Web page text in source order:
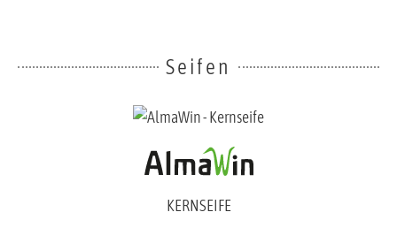
Seifen
KERNSEIFE